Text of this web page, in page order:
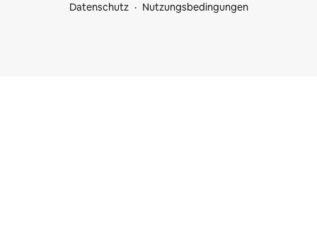
Datenschutz
Nutzungsbedingungen